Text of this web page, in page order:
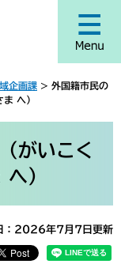
企画課 > 外国籍市民の
へ）
がいこく
）
：2026年7月7日更新